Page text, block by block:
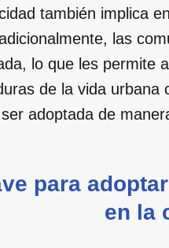
también implica
las
lo que les permite
de la vida
adoptada de
para
en la